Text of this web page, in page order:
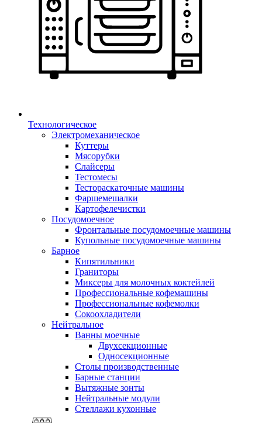
Технологическое
Электромеханическое
Куттеры
Мясорубки
Слайсеры
Тестомесы
Тестораскаточные машины
Фаршемешалки
Картофелечистки
Посудомоечное
Фронтальные посудомоечные машины
Купольные посудомоечные машины
Барное
Кипятильники
Граниторы
Миксеры для молочных коктейлей
Профессиональные кофемашины
Профессиональные кофемолки
Сокоохладители
Нейтральное
Ванны моечные
Двухсекционные
Односекционные
Столы производственные
Барные станции
Вытяжные зонты
Нейтральные модули
Стеллажи кухонные